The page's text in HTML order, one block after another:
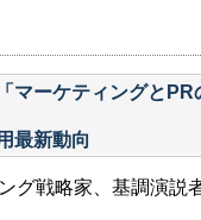
マーケティングとPR
最新動向
グ戦略家、基調演説